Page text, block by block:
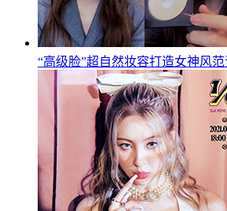
“高级脸”超自然妆容打造女神风范